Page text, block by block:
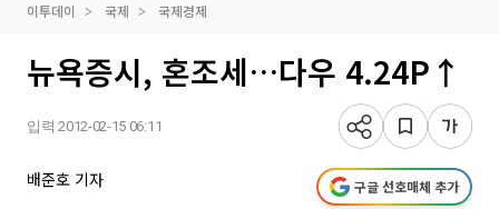
이투데이 국제 국제경제
뉴욕증시, 혼조세…다우 4.24P↑
입력 2012-02-15 06:11
배준호 기자 구글 선호매체 추가